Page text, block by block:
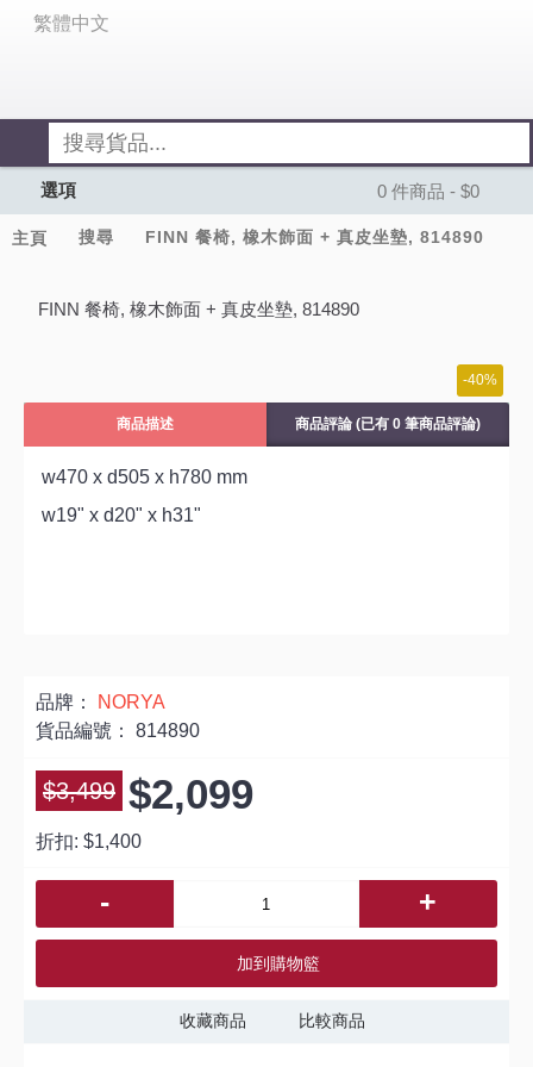
繁體中文
0 件商品 - $0
選項
主頁 搜尋 FINN 餐椅, 橡木飾面 + 真皮坐墊, 814890
FINN 餐椅, 橡木飾面 + 真皮坐墊, 814890
-40%
商品描述 商品評論 (已有 0 筆商品評論)
w470 x d505 x h780 mm
w19" x d20" x h31"
品牌：
NORYA
貨品編號： 814890
$3,499 $2,099
折扣: $1,400
- +
加到購物籃
收藏商品 比較商品